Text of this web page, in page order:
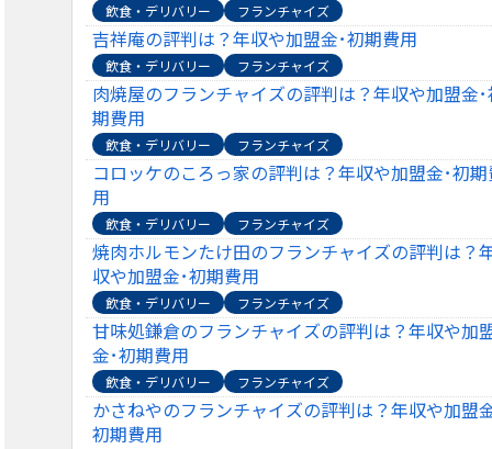
飲食・デリバリー フランチャイズ
吉祥庵の評判は？年収や加盟金･初期費用
飲食・デリバリー フランチャイズ
肉焼屋のフランチャイズの評判は？年収や加盟金
期費用
飲食・デリバリー フランチャイズ
コロッケのころっ家の評判は？年収や加盟金･初
用
飲食・デリバリー フランチャイズ
焼肉ホルモンたけ田のフランチャイズの評判は？
収や加盟金･初期費用
飲食・デリバリー フランチャイズ
甘味処鎌倉のフランチャイズの評判は？年収や加
金･初期費用
飲食・デリバリー フランチャイズ
かさねやのフランチャイズの評判は？年収や加盟
初期費用